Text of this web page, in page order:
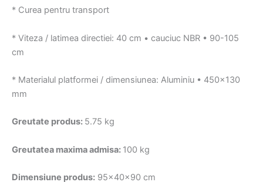
* Curea pentru transport
* Viteza / latimea directiei: 40 cm • cauciuc NBR • 90-105
cm
* Materialul platformei / dimensiunea: Aluminiu • 450×130
mm
Greutate produs: 5.75 kg
Greutatea maxima admisa: 100 kg
Dimensiune produs: 95x40x90 cm